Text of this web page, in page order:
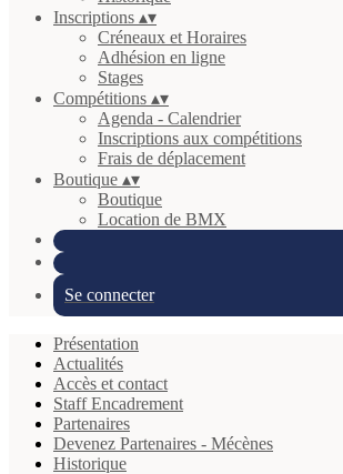
Inscriptions ▴▾
Créneaux et Horaires
Adhésion en ligne
Stages
Compétitions ▴▾
Agenda - Calendrier
Inscriptions aux compétitions
Frais de déplacement
Boutique ▴▾
Boutique
Location de BMX
Se connecter
Présentation
Actualités
Accès et contact
Staff Encadrement
Partenaires
Devenez Partenaires - Mécènes
Historique